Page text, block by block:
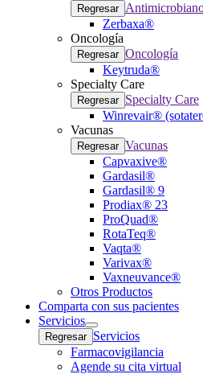
Regresar
Zerbaxa®
Oncología
Regresar Oncología
Keytruda®
Specialty Care
Regresar Specialty Care
Winrevair®
Vacunas
Regresar Vacunas
Capvaxive®
Gardasil®
Gardasil® 9
Prodiax® 23
ProQuad®
RotaTeq®
Vaqta®
Varivax®
Vaxneuvance®
Otros Productos
Comparta con sus pacientes
Servicios
Open
submenu
Regresar Servicios
Farmacovigilancia
Agende su cita virtual